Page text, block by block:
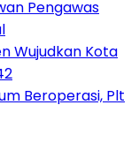
Pengawas
Wujudkan Kota
Beroperasi, Plt